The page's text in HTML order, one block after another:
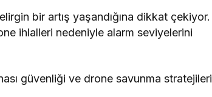
bir artış yaşandığına dikkat çekiyor.
ihlalleri nedeniyle alarm seviyelerini
güvenliği ve drone savunma stratejileri